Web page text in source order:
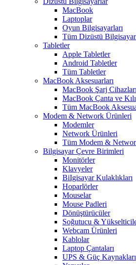
MacBook
Laptoplar
Oyun Bilgisayarları
Tüm Dizüstü
Tabletler
Apple Tabletler
Android Tabletler
Tüm Tabletler
MacBook Aksesuarları
MacBook Şarj Cihazları
MacBook Çanta ve
Tüm MacBook
Modem & Network Ürünleri
Modemler
Network Ürünleri
Tüm Modem &
Bilgisayar Çevre Birimleri
Monitörler
Klavyeler
BiIgisayar Kulaklıkları
Hoparlörler
Mouselar
Mouse Padleri
Dönüştürücüler
Soğutucu &
Webcam Ürünleri
Kablolar
Laptop Çantaları
UPS & Güç Kaynakları